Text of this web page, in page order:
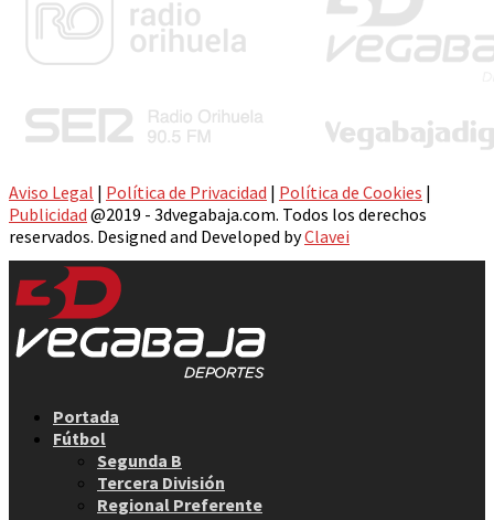
Aviso Legal | Política de Privacidad | Política de Cookies |
Publicidad @2019 - 3dvegabaja.com. Todos los derechos
reservados. Designed and Developed byClavei
Portada
Fútbol
Segunda B
Tercera División
Regional Preferente